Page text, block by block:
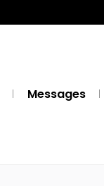
Messages